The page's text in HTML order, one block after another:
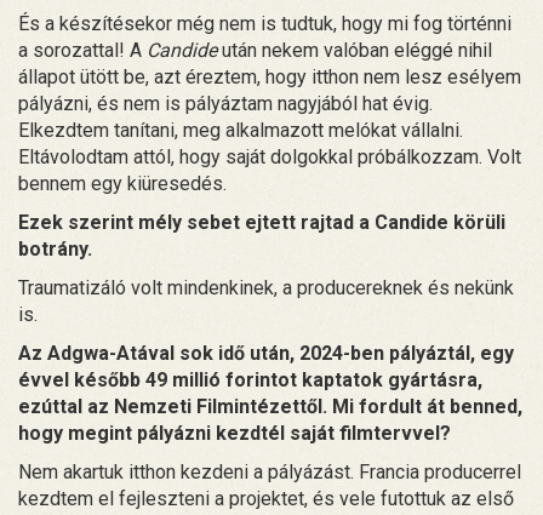
És a készítésekor még nem is tudtuk, hogy mi fog történni
a sorozattal! A Candideután nekem valóban eléggé nihil
állapot ütött be, azt éreztem, hogy itthon nem lesz esélyem
pályázni, és nem is pályáztam nagyjából hat évig.
Elkezdtem tanítani, meg alkalmazott melókat vállalni.
Eltávolodtam attól, hogy saját dolgokkal próbálkozzam. Volt
bennem egy kiüresedés.
Ezek szerint mély sebet ejtett rajtad a Candide körüli
botrány.
Traumatizáló volt mindenkinek, a producereknek és nekünk
is.
Az Adgwa-Atával sok idő után, 2024-ben pályáztál, egy
évvel később 49 millió forintot kaptatok gyártásra,
ezúttal az Nemzeti Filmintézettől. Mi fordult át benned,
hogy megint pályázni kezdtél saját filmtervvel?
Nem akartuk itthon kezdeni a pályázást. Francia producerrel
kezdtem el fejleszteni a projektet, és vele futottuk az első